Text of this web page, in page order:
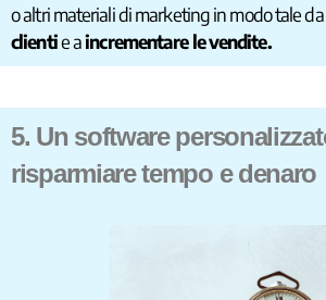
o altri materiali di marketing in modo tale da
clientie aincrementare le vendite.
5. Un software
risparmiare tempo e denaro